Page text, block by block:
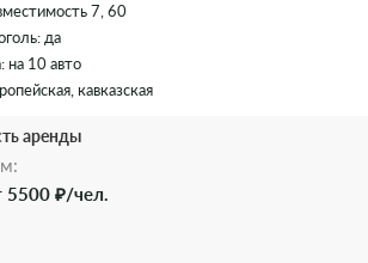
7, 60
да
на 10 авто
кавказская
аренды
5500 ₽/чел.